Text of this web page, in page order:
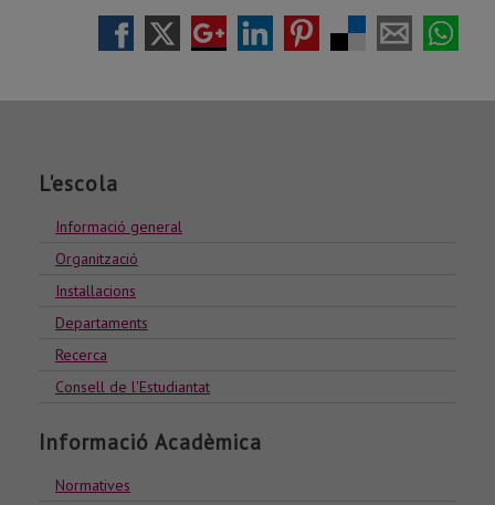
L'escola
Informació general
Organització
Installacions
Departaments
Recerca
Consell de l'Estudiantat
Informació Acadèmica
Normatives